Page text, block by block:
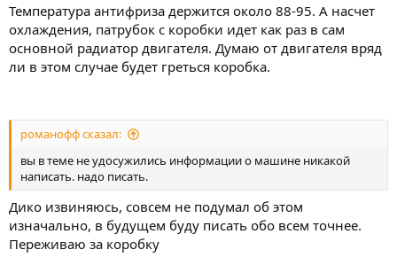
Температура антифриза держится около 88-95. А насчет
охлаждения, патрубок с коробки идет как раз в сам
основной радиатор двигателя. Думаю от двигателя вряд
ли в этом случае будет греться коробка.
романофф сказал:
вы в теме не удосужились информации о машине никакой
написать. надо писать.
Дико извиняюсь, совсем не подумал об этом
изначально, в будущем буду писать обо всем точнее.
Переживаю за коробку